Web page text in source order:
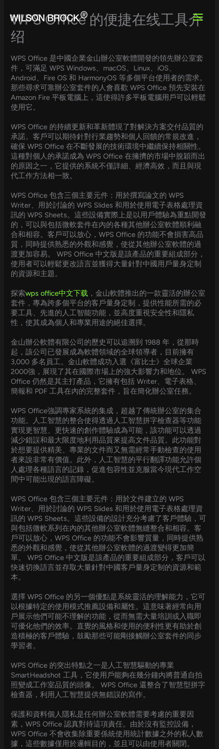
content
WPS Office 的便捷在线工具介
绍
WPS Office 是中國企業金山辦公室軟體開發的領先辦公室套
件，可滿足 WPS Windows、macOS、Linux、iOS、
Android、Fire OS 和 HarmonyOS 等多個平台使用者的需求。
那些尋求可靠辦公室套件的人會喜歡 WPS Office 預先安裝在
Amazon Fire 平板電腦上，這使得許多平板電腦用戶可以輕鬆
使用它。
WPS Office 的持續更新和革新體現了對解決方案交付品質的
承諾。客戶可以期待針對行業趨勢和個人回饋的常規改進，
確保 WPS Office 在不斷發展的技術環境中繼續保持相關性。
這種對個人的承諾成為 WPS Office 在擁擠的市場中脫穎而出
的原因之一，它提供的系統不僅詳細、經濟高效，而且與現
代工作方法相一致。
WPS Office 包含三個主要元件：用於撰寫論文的 WPS
Writer、用於討論的 WPS Slides 和用於使用電子表格處理資
訊的 WPS Sheets。這些設備實際上是以用戶體驗為重點開發
的，可以與包括微軟套件在內的各種其他辦公室軟體順利融
合和相容。客戶可以放心，WPS Office 的功能不會損害高品
質，同時提供熟悉的外觀和感覺，使從其他辦公室軟體的過
渡更加容易。 WPS Office 中文版是該產品的重要組成部分，
使用者可以輕鬆更改語言並獲得大量針對中國用戶量身定制
的資源和主題。
探索wps office中文下载 ，金山軟體推出的一款靈活的辦公室
套件，專為跨多個平台的客戶量身定制，提供性能所需的必
要工具、先進的人工智能功能，並高度重視安全性和隱私
性，使其成為個人和專業用途的絕佳選擇。
金山辦公軟體有限公司的歷史可以追溯到 1988 年，從那時
起，該公司已發展成為軟體領域的全球領導者，目前擁有
3,000 多名員工。金山軟體成功入選《富比士》全球企業
2000強，展現了其在國際市場上的強大影響力和地位。 WPS
Office 仍然是其主打產品，它擁有包括 Writer、電子表格、
簡報和 PDF 工具在內的完整套件，旨在簡化辦公室任務。
WPS Office強調專家系統的集成，超越了傳統辦公室的集合
功能。人工智慧的整合使得透過人工智慧拼字檢查器等功能
實現更智慧、更快速的創作體驗成為可能，該功能可以透過
減少錯誤和最大限度地利用品質來提高文件品質。此功能對
於想要提供精美、專業的文件而又無需經常手動檢查的使用
者來說非常有價值。此外，人工智慧的平行翻譯功能允許個
人處理各種語言的記錄，促進包容性並克服當今現代工作空
間中可能出現的語言障礙。
WPS Office 包含三個主要元件：用於文件建立的 WPS
Writer、用於討論的 WPS Slides 和用於使用電子表格處理資
訊的 WPS Sheets。這些設備的設計充分考慮了客戶體驗，可
與包括微軟系列在內的其他辦公室軟體無縫整合和相容。客
戶可以放心，WPS Office 的功能不會影響質量，同時提供熟
悉的外觀和感覺，使從其他辦公室軟體的過渡變得更加簡
單。 WPS Office 中文版是該產品的重要組成部分，客戶可以
快速切換語言並存取大量針對中國客戶量身定制的資源和範
本。
選擇 WPS Office 的另一個優點是系統靈活的理解能力，它可
以根據特定的使用模式推薦設備和屬性。這意味著經常向用
戶展示他們可能不理解的功能，從而無需大量培訓或入職即
可優化他們的效率。直覺的風格和使用的便利性更有助於創
造積極的客戶體驗，鼓勵那些可能剛接觸辦公室套件的同步
學習者。
WPS Office 的突出特點之一是人工智慧驅動的專業
SmartHeadshot 工具，它使用戶能夠在幾分鐘內將普通自拍
照變成工作室品質的頭像。 WPS Office 還整合了智慧型拼字
檢查器，利用人工智慧提供無錯誤的寫作。
保護和資料個人隱私是任何辦公室軟體需要考慮的重要因
素，WPS Office 認真對待這項責任。由於沒有監控設備，
WPS Office 不會收集除重要係統使用統計數據之外的私人數
據，這些數據僅用於邏輯目的，並且可以由使用者關閉。